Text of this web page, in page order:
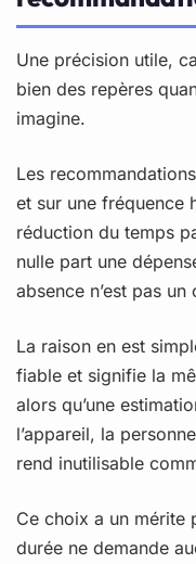
Une précision utile,
bien des repères
imagine.
Les
et sur une fréquence
réduction du temps
nulle part une
absence n’est pas un
La raison en est
fiable et signifie la
alors qu’une
l’appareil, la
rend inutilisable
Ce choix a un mérite
durée ne demande